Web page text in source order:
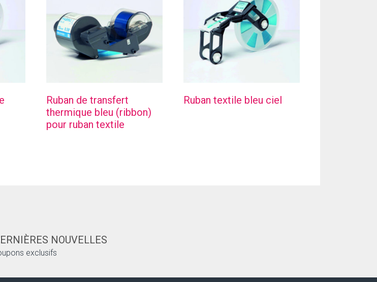
Ruban de transfert
thermique bleu (ribbon)
pour ruban textile
Ruban textile bleu ciel
NOUVELLES
exclusifs